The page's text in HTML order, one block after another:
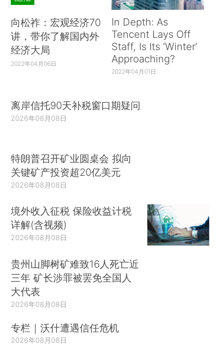
向松祚：宏观经济70
讲，带你了解国内外
经济大局
2022年04月06日
In Depth: As
Tencent Lays Off
Staff, Is Its ‘Winter’
Approaching?
2022年04月01日
离岸信托90天补税窗口期疑问
2026年08月08日
特朗普召开矿业圆桌会 拟向
关键矿产投资超20亿美元
2026年08月08日
境外收入征税 保险收益计税
详解(含视频)
2026年08月08日
贵州山脚树矿难致16人死亡近
三年 矿长涉罪被罢免全国人
大代表
2026年08月08日
专栏｜沃什遭遇信任危机
2026年08月08日